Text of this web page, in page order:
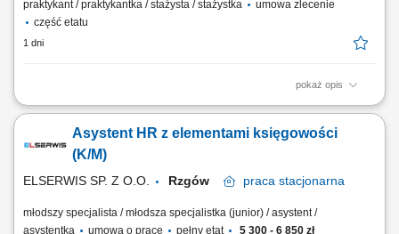
praktykant / praktykantka / stażysta / stażystka
umowa zlecenie
część etatu
1 dni
pokaż opis
Zakres obowiązków: Wsparcie zespołu rekrutacyjnego w codziennych
umawianie rozmów, prowadzenie wstępnych wywiadów oraz
przekazywanie informacji zwrotnej. Organizacja i koordynacja spotkań
Asystent HR z elementami księgowości
(K/M)
ELSERWIS SP. Z O.O. Rzgów praca stacjonarna
młodszy specjalista / młodsza specjalistka (junior) / asystent /
asystentka
umowa o pracę pełny etat 5 300 - 6 850 zł